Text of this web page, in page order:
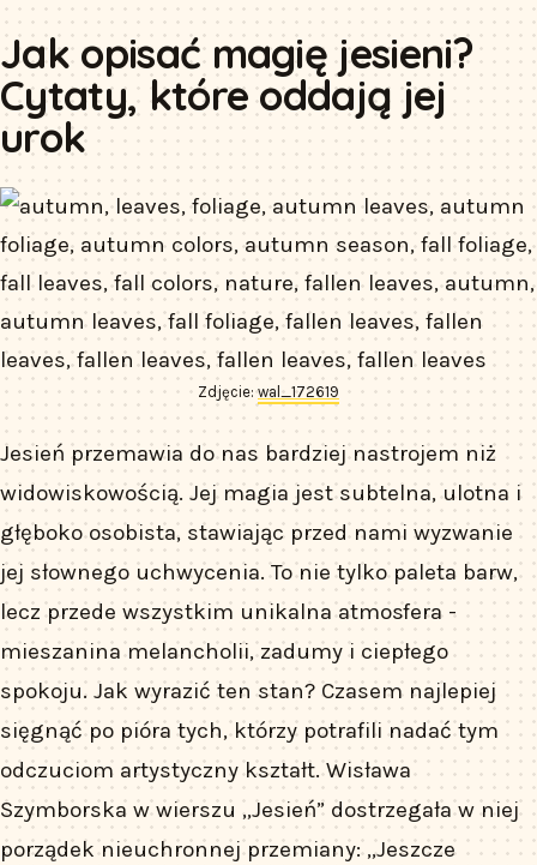
Jak opisać magię jesieni?
Cytaty, które oddają jej
urok
Zdjęcie:wal_172619
Jesień przemawia do nas bardziej nastrojem niż
widowiskowością. Jej magia jest subtelna, ulotna i
głęboko osobista, stawiając przed nami wyzwanie
jej słownego uchwycenia. To nie tylko paleta barw,
lecz przede wszystkim unikalna atmosfera -
mieszanina melancholii, zadumy i ciepłego
spokoju. Jak wyrazić ten stan? Czasem najlepiej
sięgnąć po pióra tych, którzy potrafili nadać tym
odczuciom artystyczny kształt. Wisława
Szymborska w wierszu „Jesień” dostrzegała w niej
porządek nieuchronnej przemiany: „Jeszcze